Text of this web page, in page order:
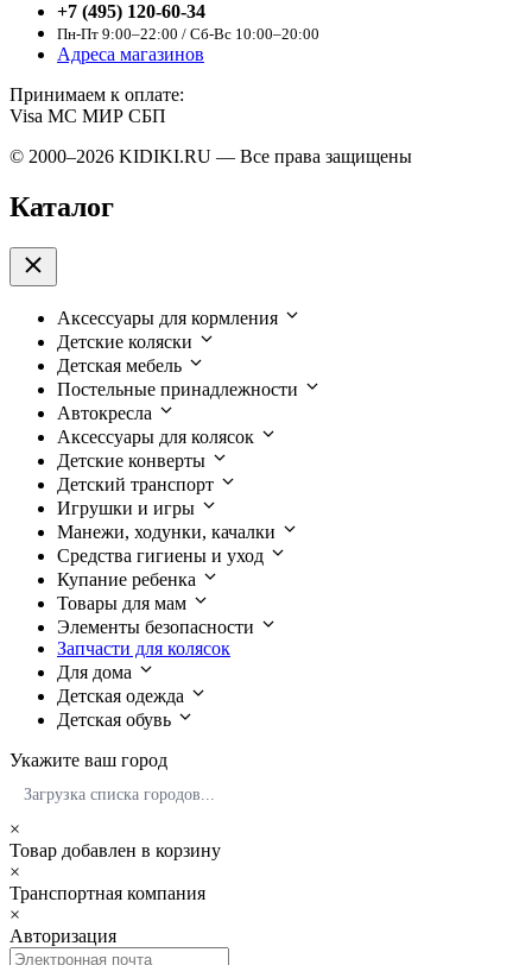
+7 (495) 120-60-34
Пн-Пт 9:00–22:00 / Сб-Вс 10:00–20:00
Адреса магазинов
Принимаем к оплате:
Visa MC МИР СБП
© 2000–2026 KIDIKI.RU — Все права защищены
Каталог
Аксессуары для кормления
Детские коляски
Детская мебель
Постельные принадлежности
Автокресла
Аксессуары для колясок
Детские конверты
Детский транспорт
Игрушки и игры
Манежи, ходунки, качалки
Средства гигиены и уход
Купание ребенка
Товары для мам
Элементы безопасности
Запчасти для колясок
Для дома
Детская одежда
Детская обувь
Укажите ваш город
Загрузка списка городов...
×
Товар добавлен в корзину
×
Транспортная компания
×
Авторизация